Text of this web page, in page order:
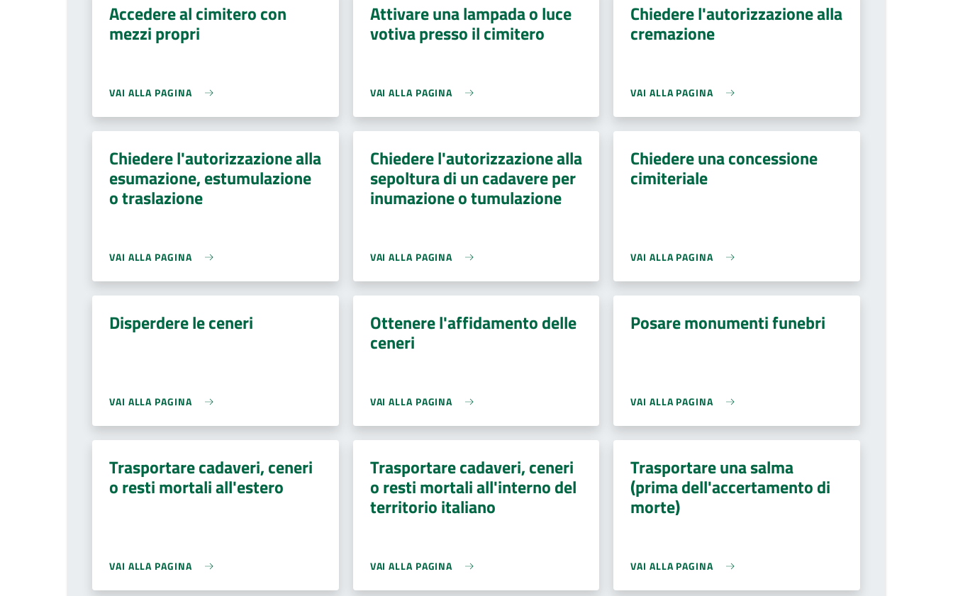
Accedere al cimitero con
mezzi propri
VAI ALLA PAGINA
Attivare una lampada o luce
votiva presso il cimitero
VAI ALLA PAGINA
Chiedere l'autorizzazione alla
cremazione
VAI ALLA PAGINA
Chiedere l'autorizzazione alla
esumazione, estumulazione
o traslazione
VAI ALLA PAGINA
Chiedere l'autorizzazione alla
sepoltura di un cadavere per
inumazione o tumulazione
VAI ALLA PAGINA
Chiedere una concessione
cimiteriale
VAI ALLA PAGINA
Disperdere le ceneri
VAI ALLA PAGINA
Ottenere l'affidamento delle
ceneri
VAI ALLA PAGINA
Posare monumenti funebri
VAI ALLA PAGINA
Trasportare cadaveri, ceneri
o resti mortali all'estero
VAI ALLA PAGINA
Trasportare cadaveri, ceneri
o resti mortali all'interno del
territorio italiano
VAI ALLA PAGINA
Trasportare una salma
(prima dell'accertamento di
morte)
VAI ALLA PAGINA